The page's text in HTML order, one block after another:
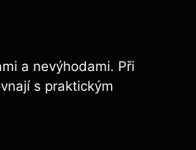
a nevýhodami. Při
s praktickým